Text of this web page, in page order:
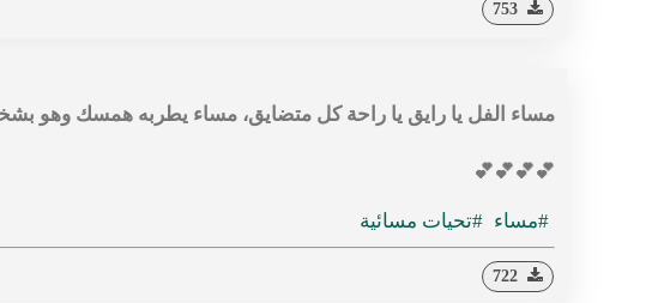
مساء الفل يا رايق يا راحة كل متضايق، مساء يطربه همسك وهو
💕💕💕💕
#مساء #تحيات مسائية